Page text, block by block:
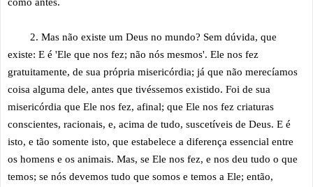
2. Mas não existe um Deus no mundo? Sem dúvida, que
existe: E é 'Ele que nos fez; não nós mesmos'. Ele nos fez
gratuitamente, de sua própria misericórdia; já que não merecíamos
coisa alguma dele, antes que tivéssemos existido. Foi de sua
misericórdia que Ele nos fez, afinal; que Ele nos fez criaturas
conscientes, racionais, e, acima de tudo, suscetíveis de Deus. E é
isto, e tão somente isto, que estabelece a diferença essencial entre
os homens e os animais. Mas, se Ele nos fez, e nos deu tudo o que
temos; se nós devemos tudo que somos e temos a Ele; então,